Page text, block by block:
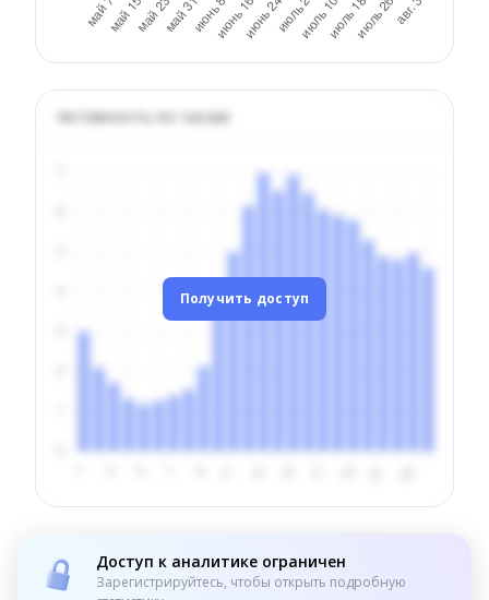
Активность по часам
Получить доступ
Доступ к аналитике ограничен
Зарегистрируйтесь, чтобы открыть подробную